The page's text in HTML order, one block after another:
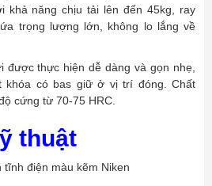
khả năng chịu tải lên đến 45kg, ray
trọng lượng lớn, không lo lắng về
được thực hiện dễ dàng và gọn nhẹ,
khóa có bas giữ ở vị trí đóng. Chất
cứng từ 70-75 HRC.
thuật
điện màu kẽm Niken